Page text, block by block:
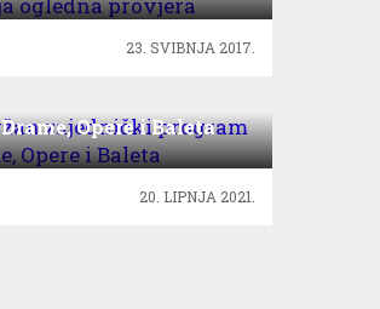
23. SVIBNJA 2017.
Drame, Opere i Baleta
20. LIPNJA 2021.